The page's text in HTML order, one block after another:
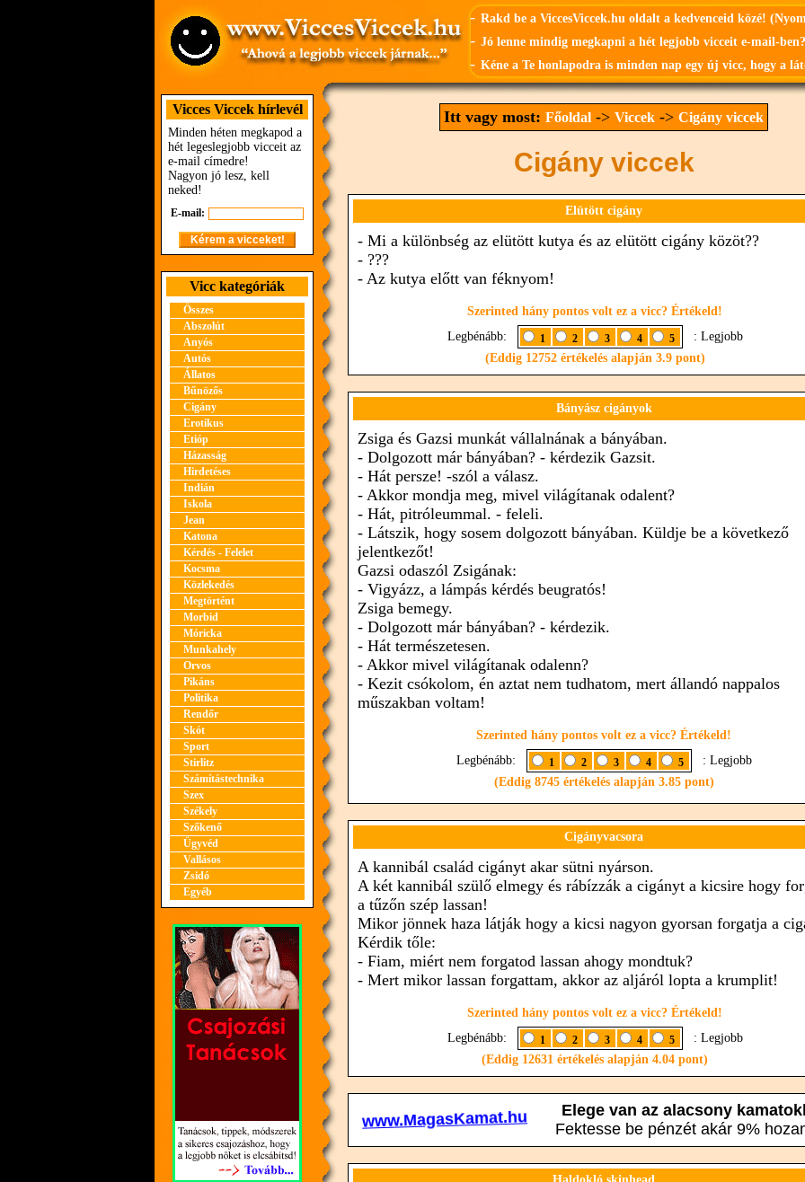
- Rakd be a ViccesViccek.hu oldalt a kedvenceid közé!
- Jó lenne mindig megkapni a hét legjobb vicceit e-mail-
- Kéne a Te honlapodra is minden nap egy új vicc, hogy a
Vicces Viccek hírlevél
Minden héten megkapod a
hét legeslegjobb vicceit az
e-mail címedre!
Nagyon jó lesz, kell
neked!
E-mail:
Vicc kategóriák
Összes
Abszolút
Anyós
Autós
Állatos
Bűnözős
Cigány
Erotikus
Etióp
Házasság
Hirdetéses
Indián
Iskola
Jean
Katona
Kérdés - Felelet
Kocsma
Közlekedés
Megtörtént
Morbid
Móricka
Munkahely
Orvos
Pikáns
Politika
Rendőr
Skót
Sport
Stirlitz
Számítástechnika
Szex
Székely
Szőkenő
Ügyvéd
Vallásos
Zsidó
Egyéb
Itt vagy most: Főoldal -> Viccek -> Cigány viccek
Cigány viccek
Elütött cigány
- Mi a különbség az elütött kutya és az elütött cigány közöt??
- ???
- Az kutya előtt van féknyom!
Szerinted hány pontos volt ez a vicc? Értékeld!
Legbénább:
1 2 3 4 5
: Legjobb
(Eddig 12752 értékelés alapján 3.9 pont)
Bányász cigányok
Zsiga és Gazsi munkát vállalnának a bányában.
- Dolgozott már bányában? - kérdezik Gazsit.
- Hát persze! -szól a válasz.
- Akkor mondja meg, mivel világítanak odalent?
- Hát, pitróleummal. - feleli.
- Látszik, hogy sosem dolgozott bányában. Küldje be a következő
jelentkezőt!
Gazsi odaszól Zsigának:
- Vigyázz, a lámpás kérdés beugratós!
Zsiga bemegy.
- Dolgozott már bányában? - kérdezik.
- Hát természetesen.
- Akkor mivel világítanak odalenn?
- Kezit csókolom, én aztat nem tudhatom, mert állandó nappalos
műszakban voltam!
Szerinted hány pontos volt ez a vicc? Értékeld!
Legbénább:
1 2 3 4 5
: Legjobb
(Eddig 8745 értékelés alapján 3.85 pont)
Cigányvacsora
A kannibál család cigányt akar sütni nyárson.
A két kannibál szülő elmegy és rábízzák a cigányt a kicsire hogy
a tűzőn szép lassan!
Mikor jönnek haza látják hogy a kicsi nagyon gyorsan forgatja a
Kérdik tőle:
- Fiam, miért nem forgatod lassan ahogy mondtuk?
- Mert mikor lassan forgattam, akkor az aljáról lopta a krumplit!
Szerinted hány pontos volt ez a vicc? Értékeld!
Legbénább:
1 2 3 4 5
: Legjobb
(Eddig 12631 értékelés alapján 4.04 pont)